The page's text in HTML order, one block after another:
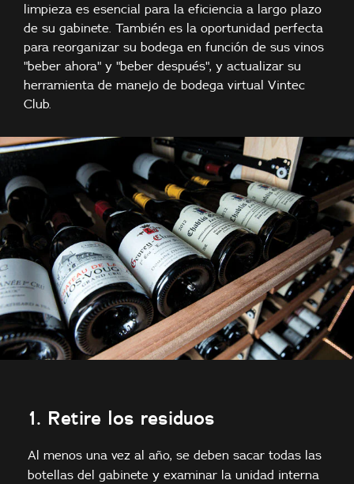
limpieza es esencial para la eficiencia a largo plazo
de su gabinete. También es la oportunidad perfecta
para reorganizar su bodega en función de sus vinos
"beber ahora" y "beber después", y actualizar su
herramienta de manejo de bodega virtual Vintec
Club.
1. Retire los residuos
Al menos una vez al año, se deben sacar todas las
botellas del gabinete y examinar la unidad interna